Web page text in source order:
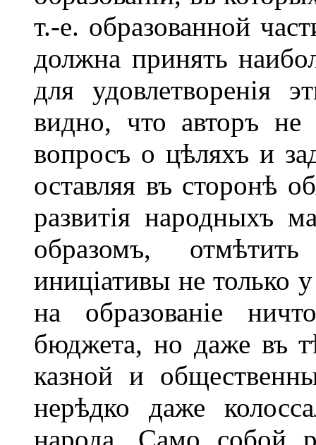
т.-е. образованной
должна принять
для удовлетворенія
видно, что авторъ не
вопросъ о цѣляхъ и
оставляя въ сторонѣ
развитія народныхъ
образомъ,
иниціативы не только
на образованіе
бюджета, но даже въ
казной и
нерѣдко даже